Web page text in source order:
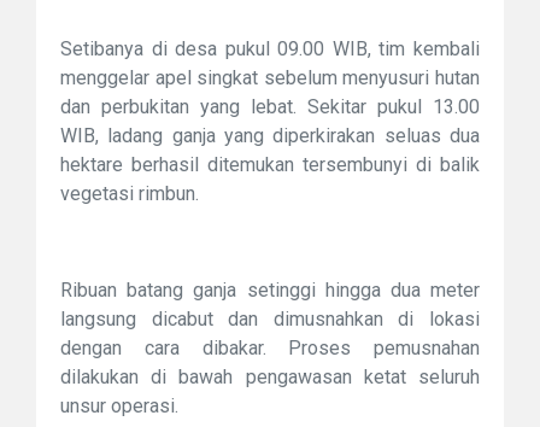
Setibanya di desa pukul 09.00 WIB, tim kembali
menggelar apel singkat sebelum menyusuri hutan
dan perbukitan yang lebat. Sekitar pukul 13.00
WIB, ladang ganja yang diperkirakan seluas dua
hektare berhasil ditemukan tersembunyi di balik
vegetasi rimbun.
Ribuan batang ganja setinggi hingga dua meter
langsung dicabut dan dimusnahkan di lokasi
dengan cara dibakar. Proses pemusnahan
dilakukan di bawah pengawasan ketat seluruh
unsur operasi.